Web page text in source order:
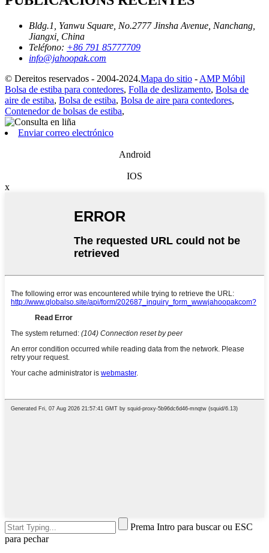
Bldg.1, Yanwu Square, No.2777 Jinsha Avenue, Nanchang,
Jiangxi, China
Teléfono: +86 791 85777709
info@jahoopak.com
© Dereitos reservados - 2004-2024.Mapa do sitio - AMP Móbil
Bolsa de estiba para contedores, Folla de deslizamento, Bolsa de
aire de estiba, Bolsa de estiba, Bolsa de aire para contedores,
Contenedor de bolsas de estiba,
Enviar correo electrónico
Android
IOS
x
Prema Intro para buscar ou ESC
para pechar